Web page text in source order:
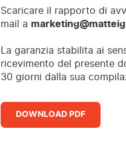
Scaricare il rapporto di
mail a
La garanzia stabilita ai
ricevimento del presente
30 giorni dalla sua
DOWNLOAD PDF